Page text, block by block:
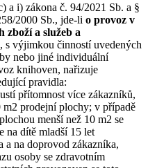
a i) zákona č. 94/2021 Sb. a §
2000 Sb., jde-li o provoz v
zboží a služeb a
, s výjimkou činností uvedených
nebo jiné individuální
knihoven, nařizuje
pravidla:
přítomnost více zákazníků,
m2 prodejní plochy; v případě
menší než 10 m2 se
na dítě mladší 15 let
a na doprovod zákazníka,
osoby se zdravotním